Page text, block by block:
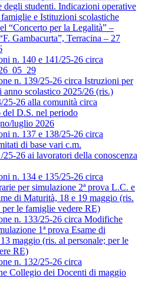
degli studenti. Indicazioni operative
e Istituzioni scolastiche
“Concerto per la Legalità” –
Gambacurta”, Terracina – 27
n. 140 e 141/25-26 circa
n. 139/25-26 circa Istruzioni per
scolastico 2025/26 (ris.)
26 alla comunità circa
del D.S. nel periodo
luglio 2026
n. 137 e 138/25-26 circa
di base vari c.m.
26 ai lavoratori della conoscenza
n. 134 e 135/25-26 circa
per simulazione 2ª prova L.C. e
di Maturità, 18 e 19 maggio (ris.
per le famiglie vedere RE)
n. 133/25-26 circa Modifiche
1ª prova Esame di
maggio (ris. al personale; per le
RE)
n. 132/25-26 circa
Collegio dei Docenti di maggio